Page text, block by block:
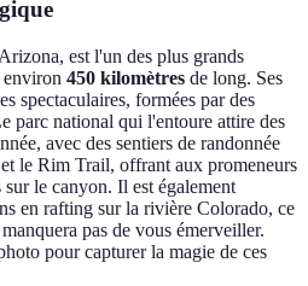
est l'un des plus grands
environ 450 kilomètres de long. Ses
spectaculaires, formées par des
parc national qui l'entoure attire des
avec des sentiers de randonnée
le Rim Trail, offrant aux promeneurs
le canyon. Il est également
en rafting sur la rivière Colorado, ce
pas de vous émerveiller.
pour capturer la magie de ces